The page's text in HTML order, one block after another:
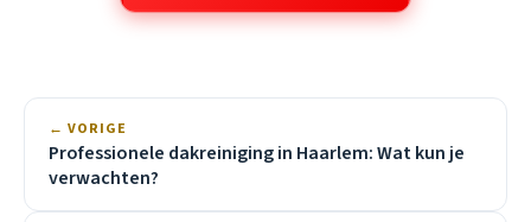
← VORIGE
Professionele dakreiniging in Haarlem: Wat kun je
verwachten?